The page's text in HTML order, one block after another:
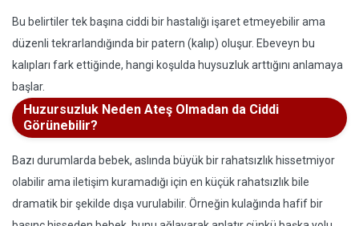
Bu belirtiler tek başına ciddi bir hastalığı işaret etmeyebilir ama
düzenli tekrarlandığında bir patern (kalıp) oluşur. Ebeveyn bu
kalıpları fark ettiğinde, hangi koşulda huysuzluk arttığını anlamaya
başlar.
Huzursuzluk Neden Ateş Olmadan da Ciddi
Görünebilir?
Bazı durumlarda bebek, aslında büyük bir rahatsızlık hissetmiyor
olabilir ama iletişim kuramadığı için en küçük rahatsızlık bile
dramatik bir şekilde dışa vurulabilir. Örneğin kulağında hafif bir